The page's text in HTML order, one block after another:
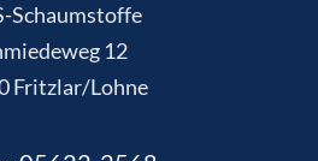
Schaumstoffe
12
Fritzlar/Lohne